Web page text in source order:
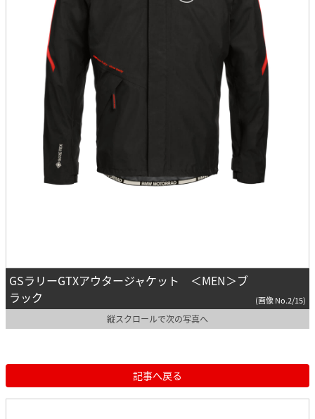
GSラリーGTXアウタージャケット ＜MEN＞ブ
ラック
(画像 No.2/15)
縦スクロールで次の写真へ
記事へ戻る